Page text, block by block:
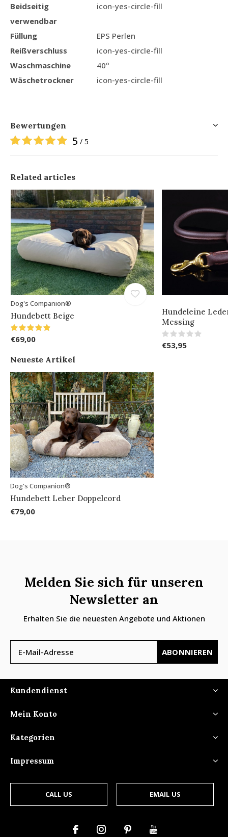
Beidseitig
verwendbar
icon-yes-circle-fill
Füllung
EPS Perlen
Reißverschluss
icon-yes-circle-fill
Waschmaschine
40º
Wäschetrockner
icon-yes-circle-fill
Bewertungen
5 / 5
Related articles
Dog's Companion®
Hundebett Beige
€69,00
Hundeleine
Messing
€53,95
Neueste Artikel
Dog's Companion®
Hundebett Leber Doppelcord
€79,00
Melden Sie sich für unseren
Newsletter an
Erhalten Sie die neuesten Angebote und Aktionen
ABONNIEREN
Kundendienst
Mein Konto
Kategorien
Impressum
CALL US EMAIL US